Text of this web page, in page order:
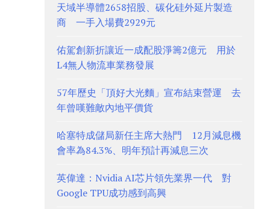
天域半導體2658招股、碳化硅外延片製造
商 一手入場費2929元
佑駕創新折讓近一成配股淨籌2億元 用於
L4無人物流車業務發展
57年歷史「頂好大光麵」宣布結束營運 去
年曾嘆難敵內地平價貨
哈塞特成儲局新任主席大熱門 12月減息機
會率為84.3%、明年預計再減息三次
英偉達：Nvidia AI芯片領先業界一代 對
Google TPU成功感到高興